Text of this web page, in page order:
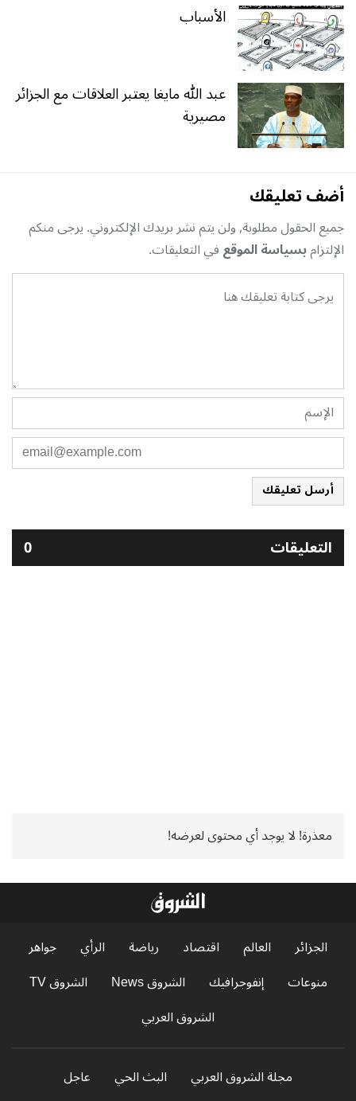
الأسباب
عبد الله مايغا يعتبر العلاقات مع الجزائر
مصيرية
أضف تعليقك
جميع الحقول مطلوبة, ولن يتم نشر بريدك الإلكتروني. يرجى منكم
الإلتزامبسياسة الموقعفي التعليقات.
أرسل تعليقك
التعليقات 0
معذرة! لا يوجد أي محتوى لعرضه!
الجزائر العالم اقتصاد رياضة الرأي
جواهر
منوعات
إنفوجرافيك الشروق News
الشروق TV
الشروق العربي
مجلة الشروق العربي البث الحي
عاجل